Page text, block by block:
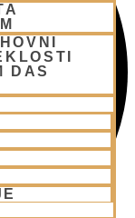
DAS